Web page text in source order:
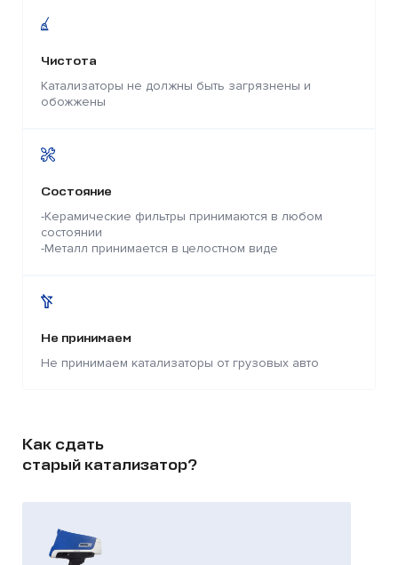
Чистота
Катализаторы не должны быть загрязнены и
обожжены
Состояние
-Керамические фильтры принимаются в любом
состоянии
-Металл принимается в целостном виде
Не принимаем
Не принимаем катализаторы от грузовых авто
Как сдать
старый катализатор?